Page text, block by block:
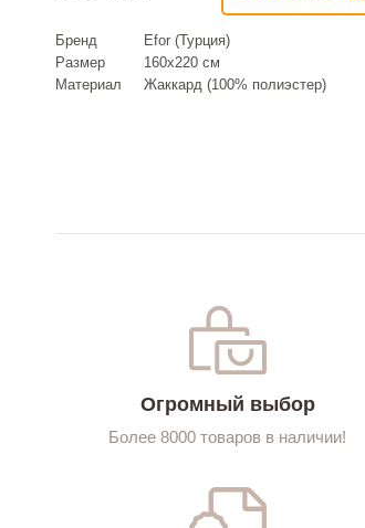
Бренд
Efor (Турция)
Размер
160х220 см
Материал
Жаккард (100% полиэстер)
Огромный выбор
Более 8000 товаров в наличии!